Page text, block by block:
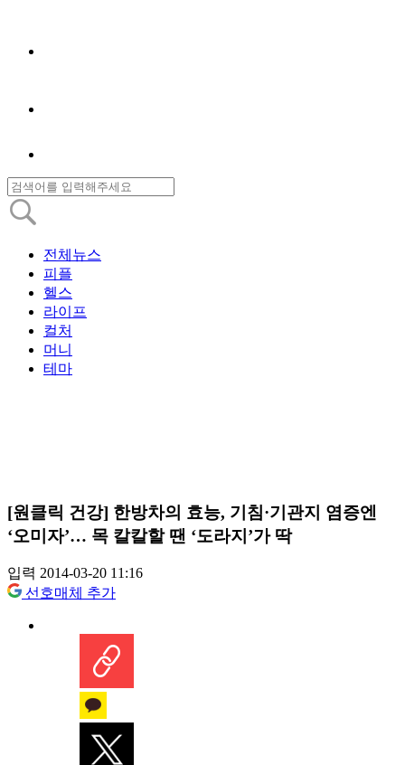
전체뉴스
피플
헬스
라이프
컬처
머니
테마
[원클릭 건강] 한방차의 효능, 기침·기관지 염증엔
‘오미자’… 목 칼칼할 땐 ‘도라지’가 딱
입력 2014-03-20 11:16
선호매체 추가